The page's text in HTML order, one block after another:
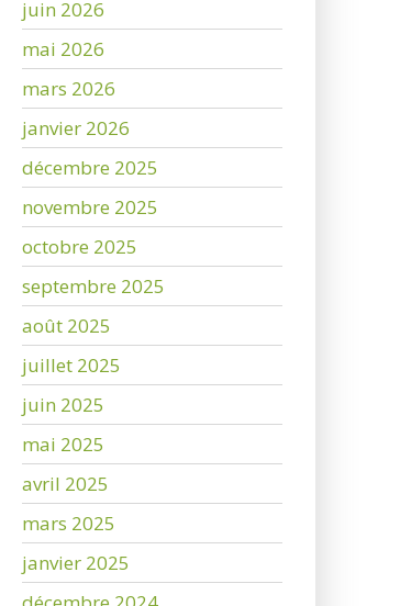
juin 2026
mai 2026
mars 2026
janvier 2026
décembre 2025
novembre 2025
octobre 2025
septembre 2025
août 2025
juillet 2025
juin 2025
mai 2025
avril 2025
mars 2025
janvier 2025